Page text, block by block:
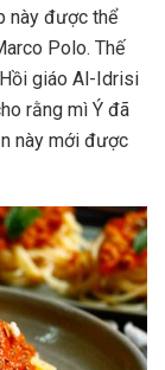
này được thể
Polo. Thế
giáo Al-Idrisi
rằng mì Ý đã
này mới được